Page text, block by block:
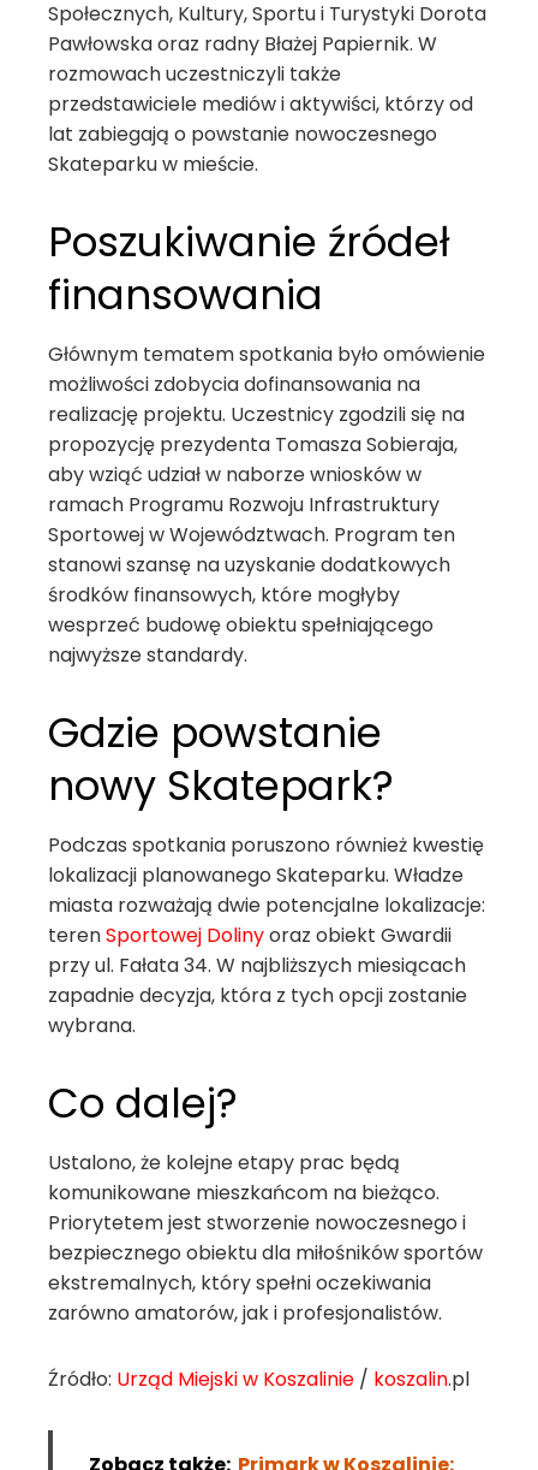
Społecznych, Kultury, Sportu i Turystyki Dorota
Pawłowska oraz radny Błażej Papiernik. W
rozmowach uczestniczyli także
przedstawiciele mediów i aktywiści, którzy od
lat zabiegają o powstanie nowoczesnego
Skateparku w mieście.
Poszukiwanie źródeł
finansowania
Głównym tematem spotkania było omówienie
możliwości zdobycia dofinansowania na
realizację projektu. Uczestnicy zgodzili się na
propozycję prezydenta Tomasza Sobieraja,
aby wziąć udział w naborze wniosków w
ramach Programu Rozwoju Infrastruktury
Sportowej w Województwach. Program ten
stanowi szansę na uzyskanie dodatkowych
środków finansowych, które mogłyby
wesprzeć budowę obiektu spełniającego
najwyższe standardy.
Gdzie powstanie
nowy Skatepark?
Podczas spotkania poruszono również kwestię
lokalizacji planowanego Skateparku. Władze
miasta rozważają dwie potencjalne lokalizacje:
terenSportowej Dolinyoraz obiekt Gwardii
przy ul. Fałata 34. W najbliższych miesiącach
zapadnie decyzja, która z tych opcji zostanie
wybrana.
Co dalej?
Ustalono, że kolejne etapy prac będą
komunikowane mieszkańcom na bieżąco.
Priorytetem jest stworzenie nowoczesnego i
bezpiecznego obiektu dla miłośników sportów
ekstremalnych, który spełni oczekiwania
zarówno amatorów, jak i profesjonalistów.
Źródło: Urząd Miejski w Koszalinie / koszalin.pl